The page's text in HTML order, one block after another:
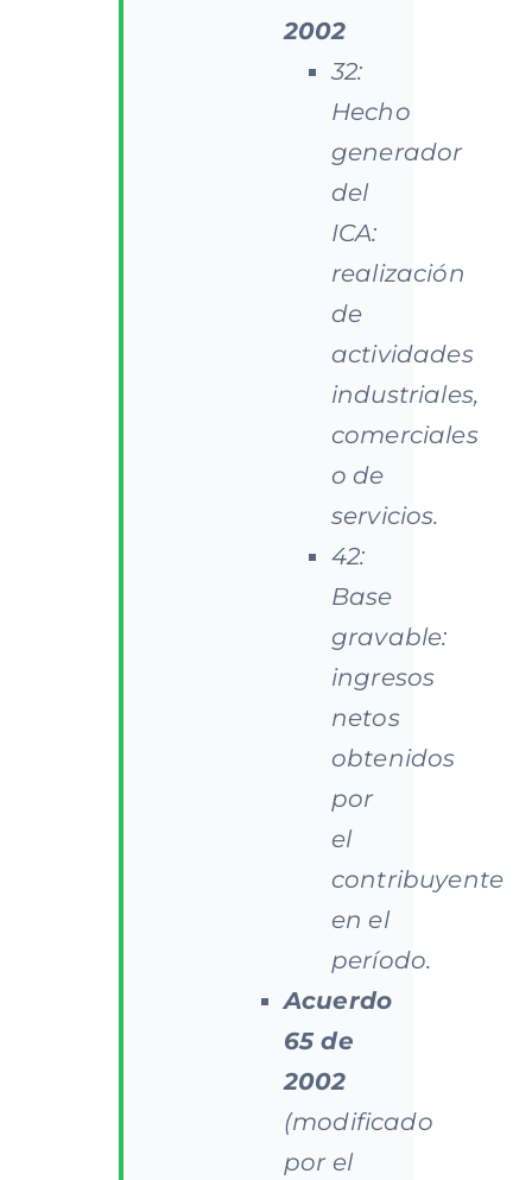
2002
32:
Hecho
generador
del
ICA:
realización
de
actividades
industriales,
comerciales
o de
servicios.
42:
Base
gravable:
ingresos
netos
obtenidos
por
el
contribuyente
en el
período.
Acuerdo
65 de
2002
(modificado
por el